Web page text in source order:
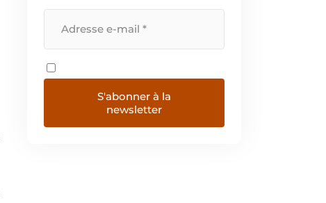
S'abonner à la
newsletter